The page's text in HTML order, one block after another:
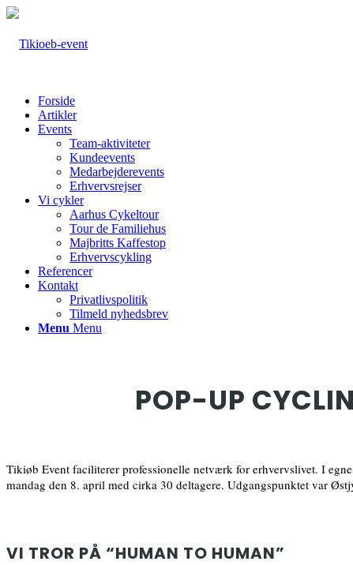
Forside
Artikler
Events
Team-aktiviteter
Kundeevents
Medarbejderevents
Erhvervsrejser
Vi cykler
Aarhus Cykeltour
Tour de Familiehus
Majbritts Kaffestop
Erhvervscykling
Referencer
Kontakt
Privatlivspolitik
Tilmeld nyhedsbrev
Menu Menu
POP-UP
Tikiøb Event faciliterer professionelle netværk for erhvervslivet. I
mandag den 8. april med cirka 30 deltagere. Udgangspunktet var
VI TROR PÅ “HUMAN TO HUMAN”